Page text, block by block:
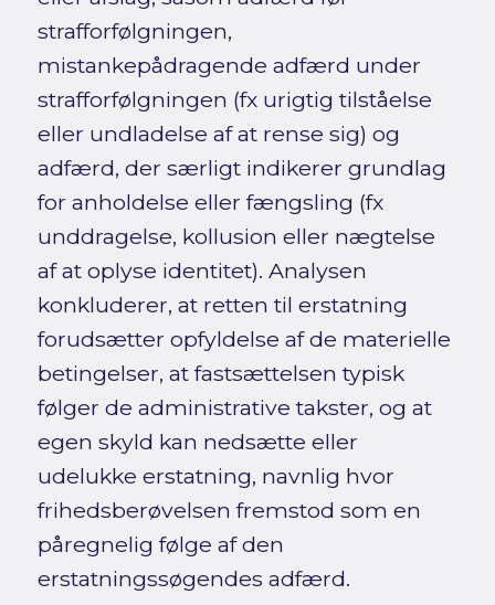
strafforfølgningen,
mistankepådragende adfærd under
strafforfølgningen (fx urigtig tilståelse
eller undladelse af at rense sig) og
adfærd, der særligt indikerer grundlag
for anholdelse eller fængsling (fx
unddragelse, kollusion eller nægtelse
af at oplyse identitet). Analysen
konkluderer, at retten til erstatning
forudsætter opfyldelse af de materielle
betingelser, at fastsættelsen typisk
følger de administrative takster, og at
egen skyld kan nedsætte eller
udelukke erstatning, navnlig hvor
frihedsberøvelsen fremstod som en
påregnelig følge af den
erstatningssøgendes adfærd.